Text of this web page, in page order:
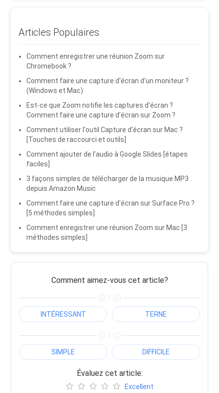
Articles Populaires
Comment enregistrer une réunion Zoom sur
Chromebook ?
Comment faire une capture d'écran d'un moniteur ?
(Windows et Mac)
Est-ce que Zoom notifie les captures d'écran ?
Comment faire une capture d'écran sur Zoom ?
Comment utiliser l'outil Capture d'écran sur Mac ?
[Touches de raccourci et outils]
Comment ajouter de l'audio à Google Slides [étapes
faciles]
3 façons simples de télécharger de la musique MP3
depuis Amazon Music
Comment faire une capture d'écran sur Surface Pro ?
[5 méthodes simples]
Comment enregistrer une réunion Zoom sur Mac [3
méthodes simples]
Comment aimez-vous cet article?
/
INTÉRESSANT TERNE
/
SIMPLE DIFFICILE
Évaluez cet article:
Excellent